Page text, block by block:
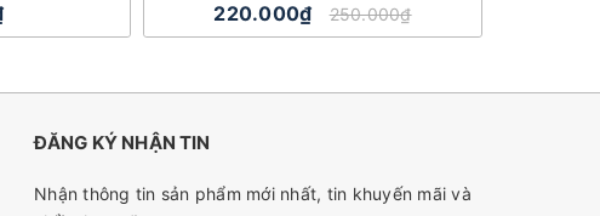
220.000₫ 250.000₫
ĐĂNG KÝ NHẬN TIN
Nhận thông tin sản phẩm mới nhất, tin khuyến mãi và